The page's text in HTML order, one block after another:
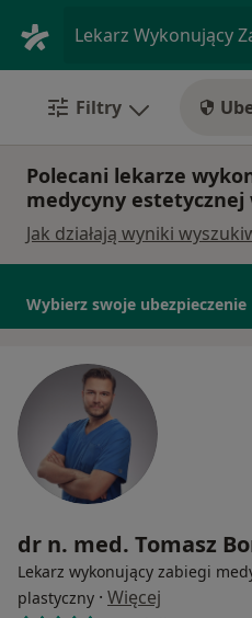
Filtry
Polecani lekarze
medycyny estetycznej
Jak działają wyniki
Wybierz swoje ubezpieczenie
dr n. med. Tomasz
Lekarz wykonujący zabiegi
plastyczny · Więcej